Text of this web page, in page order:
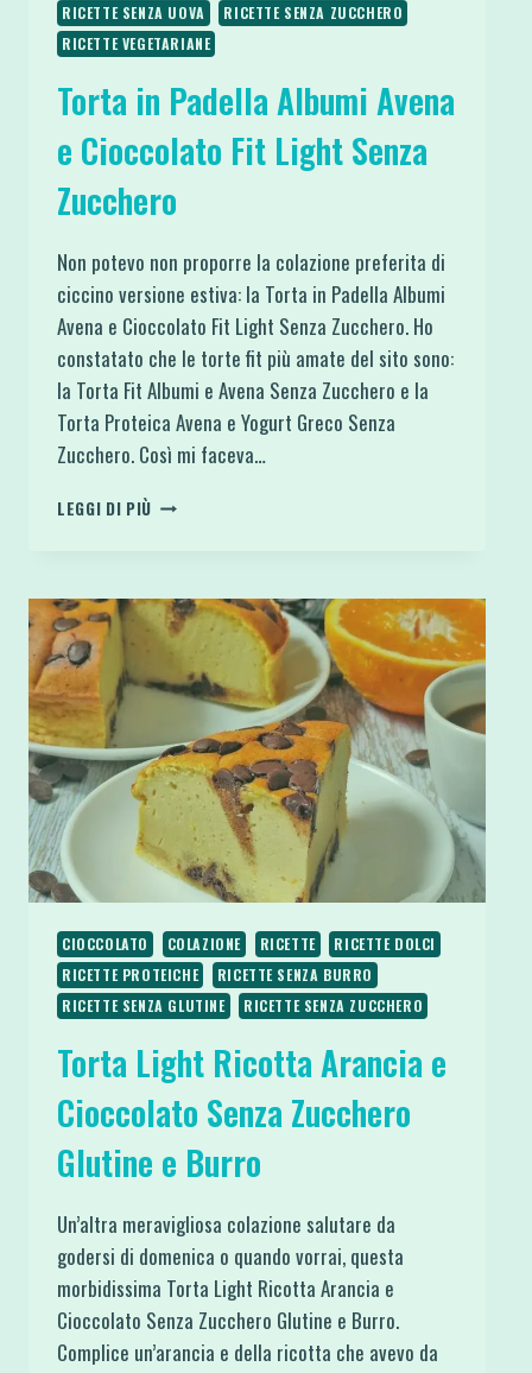
RICETTE SENZA UOVA
RICETTE SENZA ZUCCHERO
RICETTE VEGETARIANE
Torta in Padella Albumi Avena
e Cioccolato Fit Light Senza
Zucchero
Non potevo non proporre la colazione preferita di
ciccino versione estiva: la Torta in Padella Albumi
Avena e Cioccolato Fit Light Senza Zucchero. Ho
constatato che le torte fit più amate del sito sono:
la Torta Fit Albumi e Avena Senza Zucchero e la
Torta Proteica Avena e Yogurt Greco Senza
Zucchero. Così mi faceva…
LEGGI DI PIÙ TORTA
AVENA
E
CIOCCOLATO
FIT
LIGHT
ZUCCHERO
CIOCCOLATO COLAZIONE RICETTE
RICETTE DOLCI
RICETTE PROTEICHE
RICETTE SENZA BURRO
RICETTE SENZA GLUTINE
RICETTE SENZA ZUCCHERO
Torta Light Ricotta Arancia e
Cioccolato Senza Zucchero
Glutine e Burro
Un’altra meravigliosa colazione salutare da
godersi di domenica o quando vorrai, questa
morbidissima Torta Light Ricotta Arancia e
Cioccolato Senza Zucchero Glutine e Burro.
Complice un’arancia e della ricotta che avevo da